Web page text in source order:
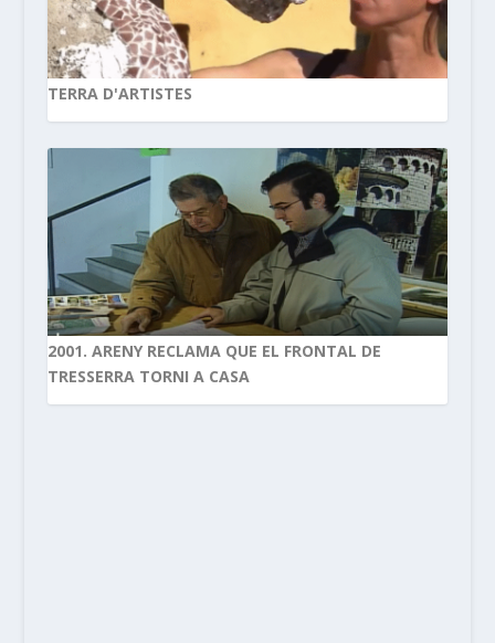
TERRA D'ARTISTES
2001. ARENY RECLAMA QUE EL FRONTAL DE
TRESSERRA TORNI A CASA